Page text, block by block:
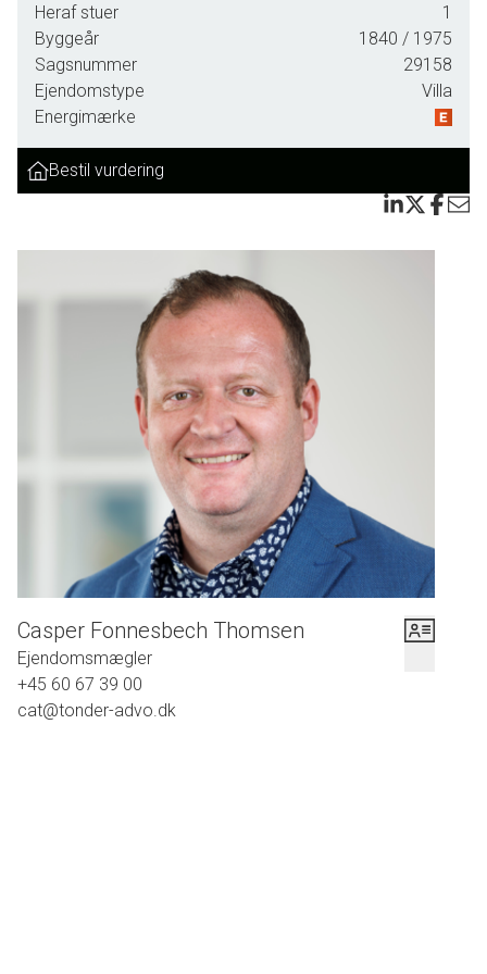
Heraf stuer
1
Byggeår
1840 / 1975
Sagsnummer
29158
Ejendomstype
Villa
Energimærke
Bestil vurdering
Casper Fonnesbech Thomsen
Ejendomsmægler
+45 60 67 39 00
cat@tonder-advo.dk